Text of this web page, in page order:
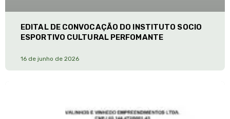
EDITAL DE CONVOCAÇÃO DO INSTITUTO SOCIO
ESPORTIVO CULTURAL PERFOMANTE
16 de junho de 2026